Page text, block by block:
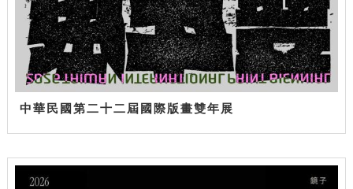
中華民國第二十二屆國際版畫雙年展